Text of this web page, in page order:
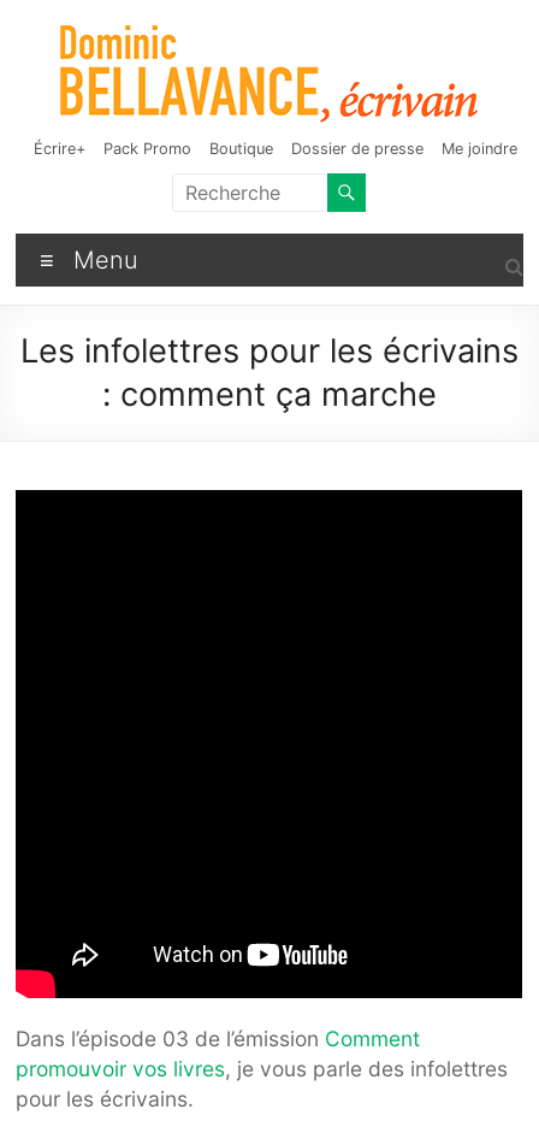
contenu
Dominic Bellavance,
écrivain
Auteur de fantasy, d'humour et d'autres bizarreries
Écrire+ Pack Promo Boutique Dossier de presse Me joindre
Menu
Les infolettres pour les écrivains
: comment ça marche
Dans l’épisode 03 de l’émission Comment
promouvoir vos livres, je vous parle des infolettres
pour les écrivains.